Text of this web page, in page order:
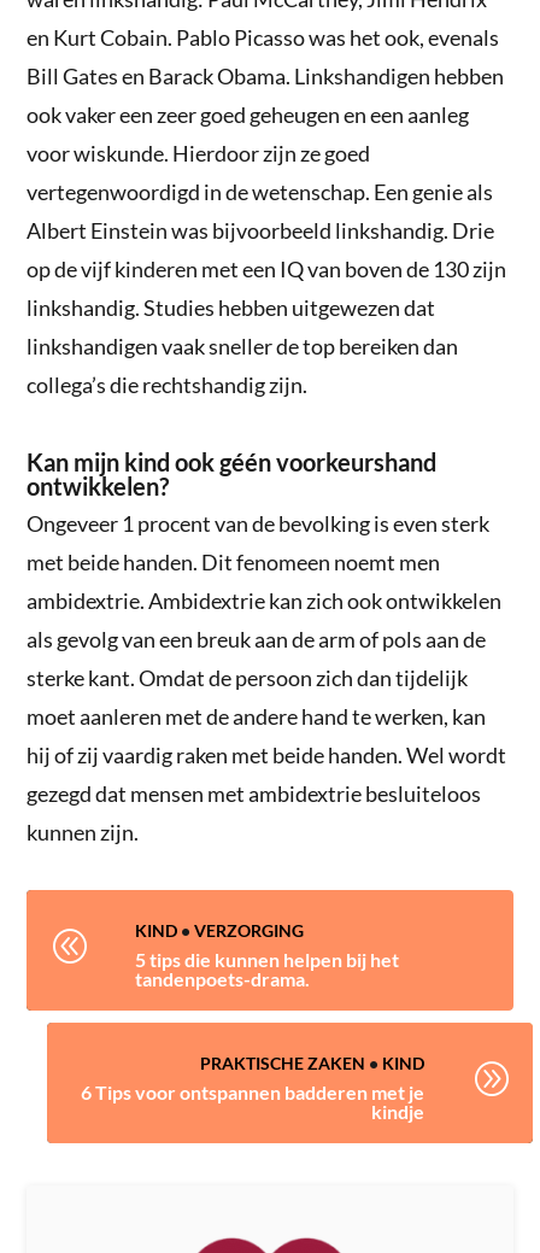
en Kurt Cobain. Pablo Picasso was het ook, evenals
Bill Gates en Barack Obama. Linkshandigen hebben
ook vaker een zeer goed geheugen en een aanleg
voor wiskunde. Hierdoor zijn ze goed
vertegenwoordigd in de wetenschap. Een genie als
Albert Einstein was bijvoorbeeld linkshandig. Drie
op de vijf kinderen met een IQ van boven de 130 zijn
linkshandig. Studies hebben uitgewezen dat
linkshandigen vaak sneller de top bereiken dan
collega’s die rechtshandig zijn.
Kan mijn kind ook géén voorkeurshand
ontwikkelen?
Ongeveer 1 procent van de bevolking is even sterk
met beide handen. Dit fenomeen noemt men
ambidextrie. Ambidextrie kan zich ook ontwikkelen
als gevolg van een breuk aan de arm of pols aan de
sterke kant. Omdat de persoon zich dan tijdelijk
moet aanleren met de andere hand te werken, kan
hij of zij vaardig raken met beide handen. Wel wordt
gezegd dat mensen met ambidextrie besluiteloos
kunnen zijn.
@ KIND •VERZORGING
5 tips die kunnen helpen bij het
tandenpoets-drama.
PRAKTISCHE ZAKEN • KIND
6 Tips voor ontspannen badderen met je
kindje
A